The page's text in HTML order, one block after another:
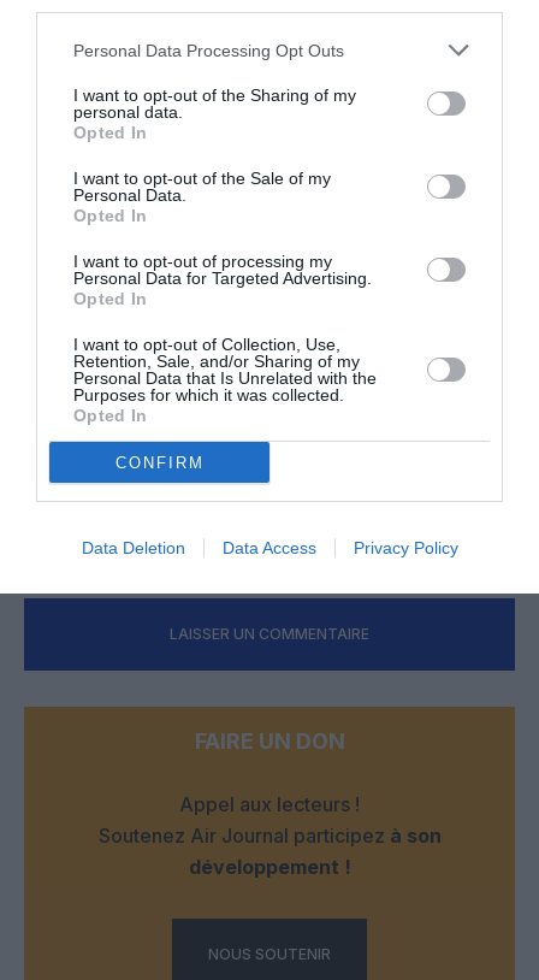
Personal Data Processing Opt Outs
I want to opt-out of the Sharing of my
personal data.
Opted In
I want to opt-out of the Sale of my
Personal Data.
Opted In
I want to opt-out of processing my
Personal Data for Targeted Advertising.
Opted In
I want to opt-out of Collection, Use,
Retention, Sale, and/or Sharing of my
Personal Data that Is Unrelated with the
Purposes for which it was collected.
Opted In
CONFIRM
Data Deletion Data Access Privacy Policy
d’information…
Mais nous comprendrions votre silence a ce sujet
grandement la portée de votre jugement ,bien sur…
J'me marre
Et un uppercut , un!!!!
Toutefois,j’attends avec gourmandise la
réponse de Fayfay37……puisque son
silence serait donc l’aveu de son
ignorance ….
LAISSER UN COMMENTAIRE
FAIRE UN DON
Appel aux lecteurs !
Soutenez Air Journal participez à son
développement !
NOUS SOUTENIR